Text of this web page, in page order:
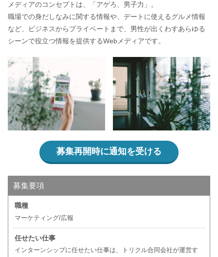
メディアのコンセプトは、「アゲろ、男子力」。
職場での身だしなみに関する情報や、デートに使えるグルメ情報
など、ビジネスからプライベートまで、男性が出くわすあらゆる
シーンで役立つ情報を提供するWebメディアです。
募集再開時に通知を受ける
募集要項
職種
マーケティング/広報
任せたい仕事
インターンシップに任せたい仕事は、トリクル合同会社が運営す